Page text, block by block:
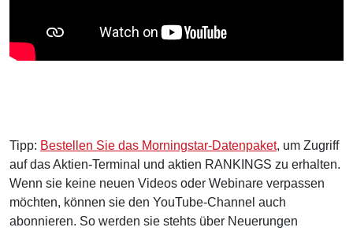
Tipp: Bestellen Sie das Morningstar-Datenpaket, um Zugriff
auf das Aktien-Terminal und aktien RANKINGS zu erhalten.
Wenn sie keine neuen Videos oder Webinare verpassen
möchten, können sie den YouTube-Channel auch
abonnieren. So werden sie stehts über Neuerungen